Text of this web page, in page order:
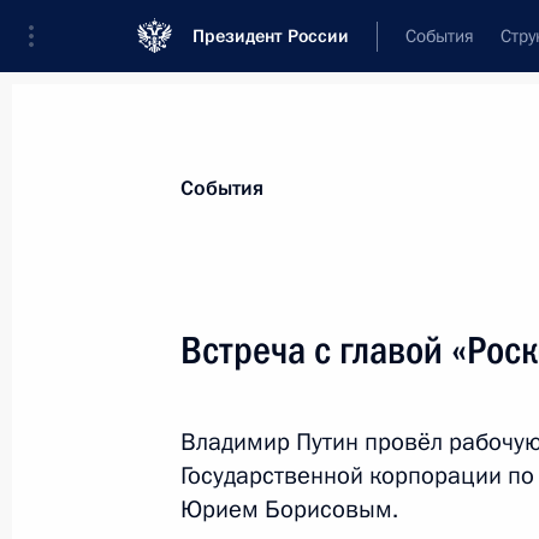
Президент России События
Лента событий
События
Встреча с главой
Владимир Путин провёл
Государственной корпорации
Юрием Борисовым.